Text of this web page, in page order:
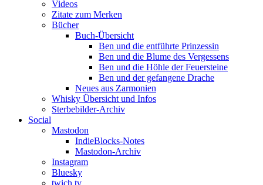
Videos
Zitate zum Merken
Bücher
Buch-Übersicht
Ben und die entführte Prinzessin
Ben und die Blume des Vergessens
Ben und die Höhle der Feuersteine
Ben und der gefangene Drache
Neues aus Zarmonien
Whisky Übersicht und Infos
Sterbebilder-Archiv
Social
Mastodon
IndieBlocks-Notes
Mastodon-Archiv
Instagram
Bluesky
twich.tv